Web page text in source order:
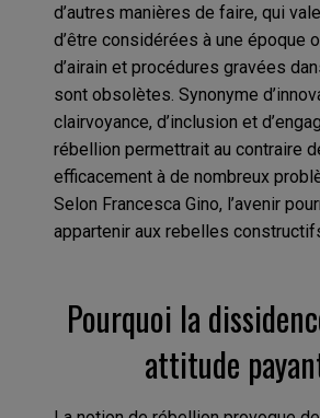
d’autres manières de faire, qui
d’être considérées à une époque
d’airain et procédures gravées
sont obsolètes. Synonyme
clairvoyance, d’inclusion et
rébellion permettrait au contraire
efficacement à de nombreux
Selon Francesca Gino, l’avenir
appartenir aux rebelles
Pourquoi la
attitude